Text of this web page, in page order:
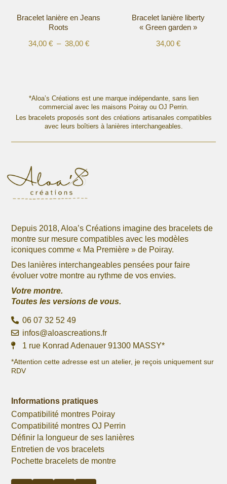
page
produit
page
Bracelet lanière en Jeans
Roots
34,00 € – 38,00 €Plage
38,00 €
variations.
options
page
Bracelet lanière liberty
« Green garden »
34,00€
variations.
Les
options
peuvent
*Aloa’s Créations est une marque indépendante, sans lien
commercial avec les maisons Poiray ou OJ Perrin.
Les bracelets proposés sont des créations artisanales compatibles
avec leurs boîtiers à lanières interchangeables.
Depuis 2018, Aloa’s Créations imagine des bracelets de
montre sur mesure compatibles avec les modèles
iconiques comme « Ma Première » de Poiray.
Des lanières interchangeables pensées pour faire
évoluer votre montre au rythme de vos envies.
Votre montre.
Toutes les versions de vous.
06 07 32 52 49
infos@aloascreations.fr
1 rue Konrad Adenauer 91300 MASSY*
*Attention cette adresse est un atelier, je reçois uniquement sur
RDV
Informations pratiques
Compatibilité montres Poiray
Compatibilité montres OJ Perrin
Définir la longueur de ses lanières
Entretien de vos bracelets
Pochette bracelets de montre